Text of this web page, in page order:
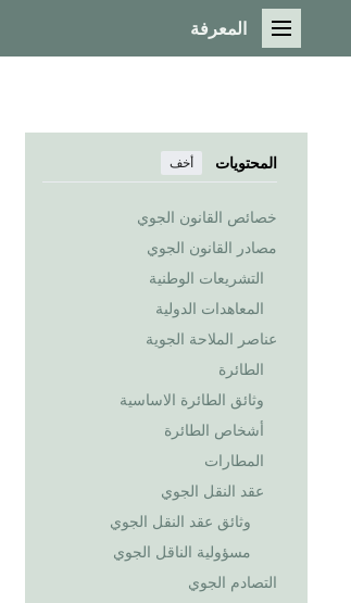
القائمة الرئيسية
المعرفة
المحتويات أخف
خصائص القانون الجوي
مصادر القانون الجوي
التشريعات الوطنية
المعاهدات الدولية
عناصر الملاحة الجوية
الطائرة
وثائق الطائرة الاساسية
أشخاص الطائرة
المطارات
عقد النقل الجوي
وثائق عقد النقل الجوي
مسؤولية الناقل الجوي
التصادم الجوي